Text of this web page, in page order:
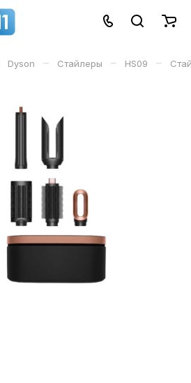
Dyson – Стайлеры – HS09 –